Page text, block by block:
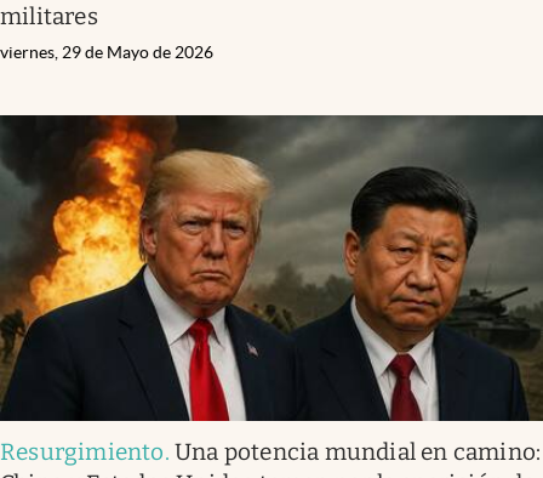
militares
viernes, 29 de Mayo de 2026
Resurgimiento.Una potencia mundial en camino: